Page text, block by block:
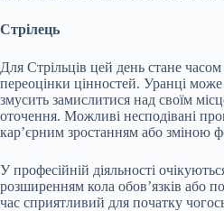
Стрілець
Для Стрільців цей день стане часом
переоцінки цінностей. Уранці
змусить замислитися над своїм
оточення. Можливі несподівані
кар’єрним зростанням або зміною
У професійній діяльності
розширенням кола обов’язків або
час сприятливий для початку